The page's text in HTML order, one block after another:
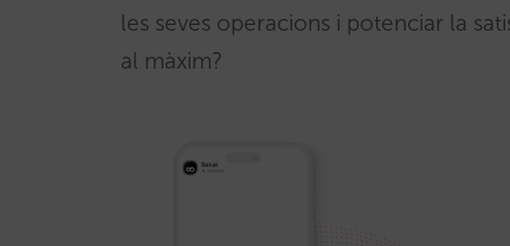
les seves operacions i potenciar la
al màxim?